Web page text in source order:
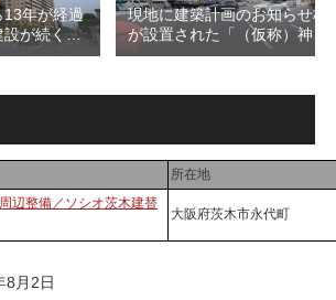
13年が経過
設が続く
レジデン
ムナード
む！！
現地に建築計画のお知らせ板
が設置された「（仮称）神宮
前六丁目八角館建替計
SANAA設計で神宮前交差点に
所在地
辺整備／ソシオ茨木建替
大阪府茨木市永代町
8月2日